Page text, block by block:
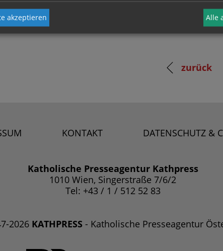
zurück
KONTAKT DATENSCHUTZ &
Katholische Presseagentur Kathpress
1010 Wien, Singerstraße 7/6/2
Tel: +43 / 1 / 512 52 83
2026 KATHPRESS - Katholische Presseagentur
akzeptieren Alle